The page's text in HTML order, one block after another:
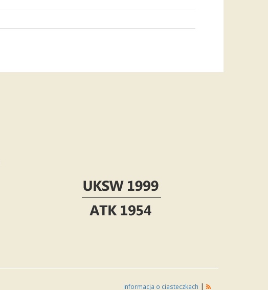
informacja o ciasteczkach |